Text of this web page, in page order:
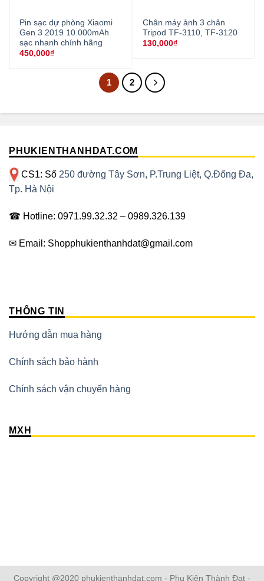
Pin sạc dự phòng Xiaomi
Gen 3 2019 10.000mAh
sạc nhanh chính hãng
450,000₫
Chân máy ảnh 3 chân
Tripod TF-3110, TF-3120
130,000₫
1 2
PHUKIENTHANHDAT.COM
CS1: Số 250 đường Tây Sơn, P.Trung Liệt, Q.Đống Đa,
Tp. Hà Nội
☎ Hotline: 0971.99.32.32 – 0989.326.139
✉ Email: Shopphukienthanhdat@gmail.com
THÔNG TIN
Hướng dẫn mua hàng
Chính sách bảo hành
Chính sách vận chuyển hàng
MXH
Copyright @2020 phukienthanhdat.com - Phụ Kiện Thành Đạt -